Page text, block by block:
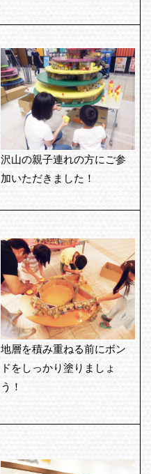
沢山の親子連れの方にご参
加いただきました！
地層を積み重ねる前にボン
ドをしっかり塗りましょ
う！